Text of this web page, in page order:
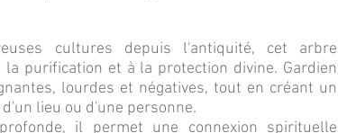
purification et à la protection divine. Gardien
lourdes et négatives, tout en créant un
lieu ou d'une personne.